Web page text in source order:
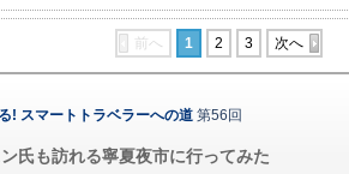
前へ 1 2 3 次へ
! スマートトラベラーへの道 第56回
氏も訪れる寧夏夜市に行ってみた